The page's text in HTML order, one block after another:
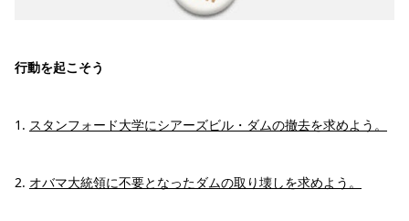
行動を起こそう
1. スタンフォード大学にシアーズビル・ダムの撤去を求めよう。
2. オバマ大統領に不要となったダムの取り壊しを求めよう。